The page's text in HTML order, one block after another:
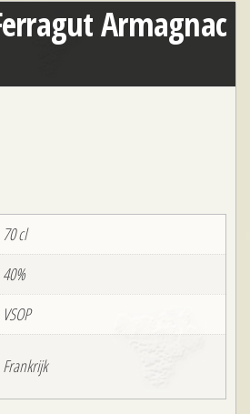
Armagnac
70 cl
40%
VSOP
Frankrijk